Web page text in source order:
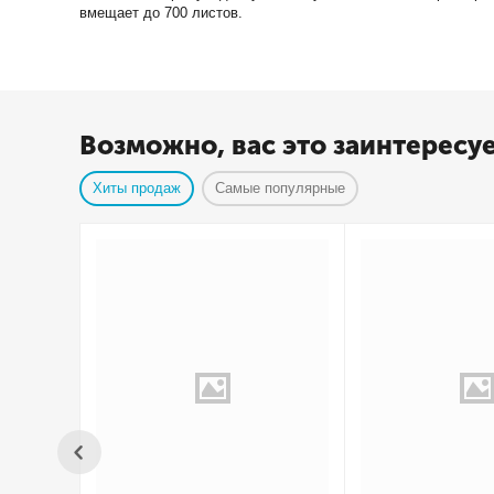
вмещает до 700 листов.
Возможно, вас это
Хиты продаж Самые популярные